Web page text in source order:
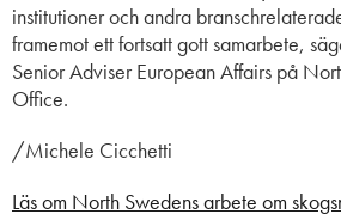
institutioner och andra
framemot ett fortsatt gott samarbete,
Senior Adviser European Affairs på
Office.
/Michele Cicchetti
Läs om North Swedens arbete om